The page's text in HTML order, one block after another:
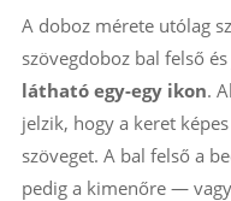
A doboz mérete utólag
szövegdoboz bal felső
látható egy-egy ikon.
jelzik, hogy a keret
szöveget. A bal felső a
pedig a kimenőre —